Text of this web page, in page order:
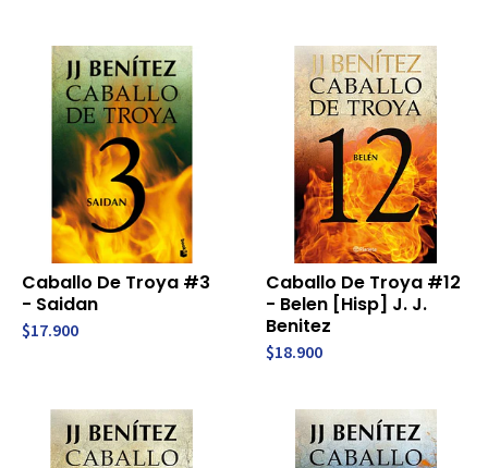
Caballo De Troya #3
- Saidan
$17.900
Caballo De Troya #12
- Belen [Hisp] J. J.
Benitez
$18.900